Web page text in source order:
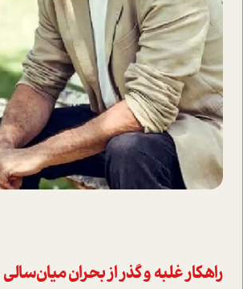
راهکار غلبه و گذر از بحران میان‌سالی